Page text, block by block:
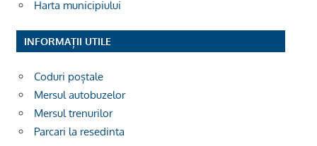
Harta municipiului
INFORMAȚII UTILE
Coduri poștale
Mersul autobuzelor
Mersul trenurilor
Parcari la resedinta